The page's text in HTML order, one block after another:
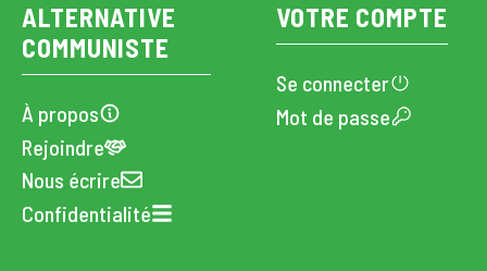
ALTERNATIVE
COMMUNISTE
À propos
Rejoindre
Nous écrire
Confidentialité
VOTRE COMPTE
Se connecter
Mot de passe